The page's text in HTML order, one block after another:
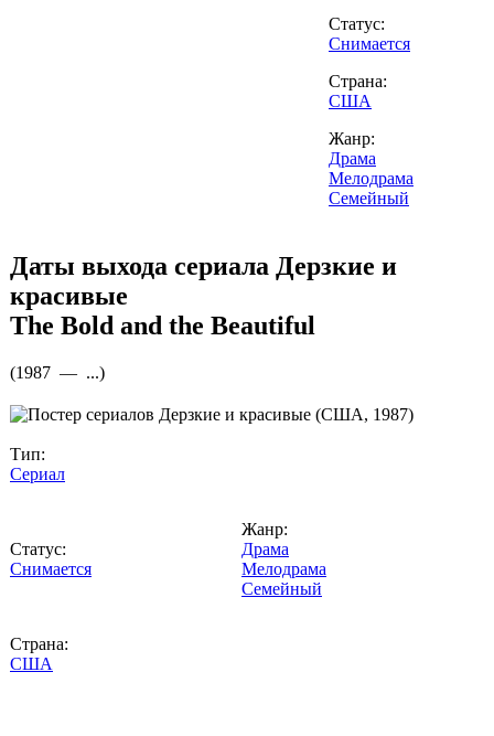
Статус:
Снимается
Страна:
США
Жанр:
Драма
Мелодрама
Семейный
Даты выхода сериала Дерзкие и
красивые
The Bold and the Beautiful
(1987 — ...)
Тип:
Сериал
Статус:
Снимается
Страна:
США
Жанр:
Драма
Мелодрама
Семейный